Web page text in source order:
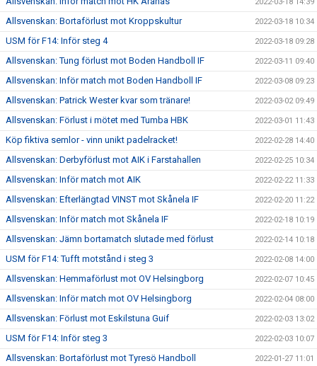
Allsvenskan: Bortaförlust mot Kroppskultur 2022-03-18 10:34
USM för F14: Inför steg 4 2022-03-18 09:28
Allsvenskan: Tung förlust mot Boden Handboll IF 2022-03-11 09:40
Allsvenskan: Inför match mot Boden Handboll IF 2022-03-08 09:23
Allsvenskan: Patrick Wester kvar som tränare! 2022-03-02 09:49
Allsvenskan: Förlust i mötet med Tumba HBK 2022-03-01 11:43
Köp fiktiva semlor - vinn unikt padelracket! 2022-02-28 14:40
Allsvenskan: Derbyförlust mot AIK i Farstahallen 2022-02-25 10:34
Allsvenskan: Inför match mot AIK 2022-02-22 11:33
Allsvenskan: Efterlängtad VINST mot Skånela IF 2022-02-20 11:22
Allsvenskan: Inför match mot Skånela IF 2022-02-18 10:19
Allsvenskan: Jämn bortamatch slutade med förlust 2022-02-14 10:18
USM för F14: Tufft motstånd i steg 3 2022-02-08 14:00
Allsvenskan: Hemmaförlust mot OV Helsingborg 2022-02-07 10:45
Allsvenskan: Inför match mot OV Helsingborg 2022-02-04 08:00
Allsvenskan: Förlust mot Eskilstuna Guif 2022-02-03 13:02
USM för F14: Inför steg 3 2022-02-03 10:07
Allsvenskan: Bortaförlust mot Tyresö Handboll 2022-01-27 11:01